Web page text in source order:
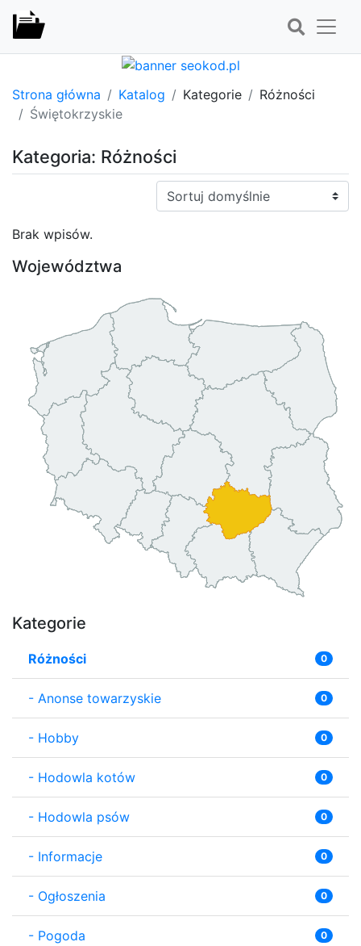
Strona główna Katalog Kategorie
Różności
Świętokrzyskie
Kategoria: Różności
Sortuj:
Brak wpisów.
Województwa
Kategorie
Różności 0
- Anonse towarzyskie 0
- Hobby 0
- Hodowla kotów 0
- Hodowla psów 0
- Informacje 0
- Ogłoszenia 0
- Pogoda 0